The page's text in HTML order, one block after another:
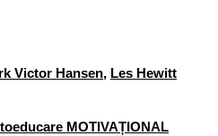
Victor Hansen, Les Hewitt
MOTIVAȚIONAL